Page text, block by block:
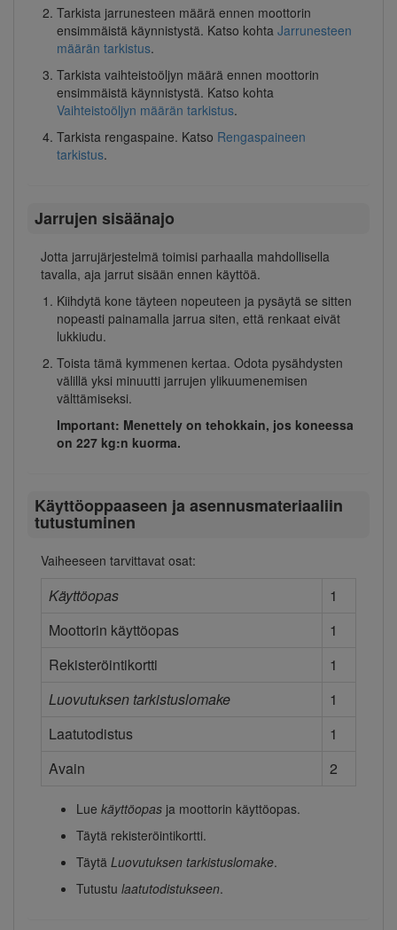
Tarkista jarrunesteen määrä ennen moottorin
ensimmäistä käynnistystä. Katso kohta Jarrunesteen
määrän tarkistus.
Tarkista vaihteistoöljyn määrä ennen moottorin
ensimmäistä käynnistystä. Katso kohta
Vaihteistoöljyn määrän tarkistus.
Tarkista rengaspaine. Katso Rengaspaineen
tarkistus.
Jarrujen sisäänajo
Jotta jarrujärjestelmä toimisi parhaalla mahdollisella
tavalla, aja jarrut sisään ennen käyttöä.
Kiihdytä kone täyteen nopeuteen ja pysäytä se sitten
nopeasti painamalla jarrua siten, että renkaat eivät
lukkiudu.
Toista tämä kymmenen kertaa. Odota pysähdysten
välillä yksi minuutti jarrujen ylikuumenemisen
välttämiseksi.
Important: Menettely on tehokkain, jos koneessa
on 227 kg:n kuorma.
Käyttöoppaaseen ja asennusmateriaaliin
tutustuminen
Vaiheeseen tarvittavat osat:
Käyttöopas
1
Moottorin käyttöopas
1
Rekisteröintikortti
1
Luovutuksen tarkistuslomake
1
Laatutodistus
1
Avain
2
Lue käyttöopas ja moottorin käyttöopas.
Täytä rekisteröintikortti.
Täytä Luovutuksen tarkistuslomake.
Tutustu laatutodistukseen.